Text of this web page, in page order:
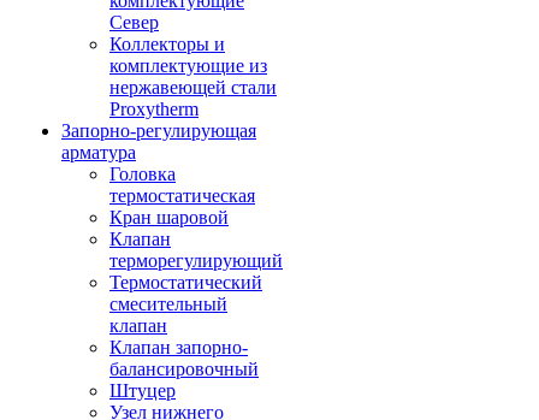
Север
Коллекторы и
комплектующие из
нержавеющей стали
Proxytherm
Запорно-регулирующая
арматура
Головка
термостатическая
Кран шаровой
Клапан
терморегулирующий
Термостатический
смесительный
клапан
Клапан запорно-
балансировочный
Штуцер
Узел нижнего